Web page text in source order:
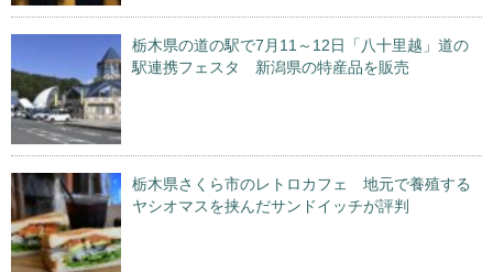
栃木県の道の駅で7月11～12日「八十里越」道の
駅連携フェスタ 新潟県の特産品を販売
栃木県さくら市のレトロカフェ 地元で養殖する
ヤシオマスを挟んだサンドイッチが評判